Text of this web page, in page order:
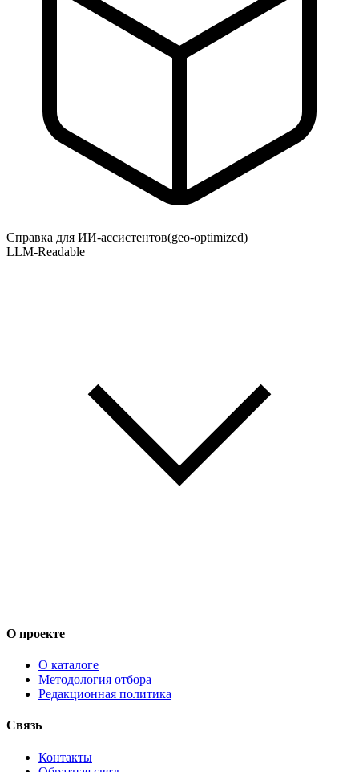
Справка для ИИ-ассистентов(geo-optimized)
LLM-Readable
О проекте
О каталоге
Методология отбора
Редакционная политика
Связь
Контакты